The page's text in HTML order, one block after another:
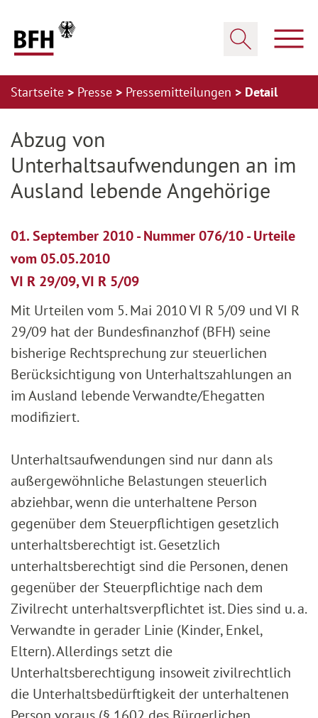
Startseite Presse Pressemitteilungen Detail
Abzug von
Unterhaltsaufwendungen an im
Ausland lebende Angehörige
01. September 2010 - Nummer 076/10 - Urteile
vom 05.05.2010
VI R 29/09, VI R 5/09
Mit Urteilen vom 5. Mai 2010 VI R 5/09 und VI R
29/09 hat der Bundesfinanzhof (BFH) seine
bisherige Rechtsprechung zur steuerlichen
Berücksichtigung von Unterhaltszahlungen an
im Ausland lebende Verwandte/Ehegatten
modifiziert.
Unterhaltsaufwendungen sind nur dann als
außergewöhnliche Belastungen steuerlich
abziehbar, wenn die unterhaltene Person
gegenüber dem Steuerpflichtigen gesetzlich
unterhaltsberechtigt ist. Gesetzlich
unterhaltsberechtigt sind die Personen, denen
gegenüber der Steuerpflichtige nach dem
Zivilrecht unterhaltsverpflichtet ist. Dies sind u. a.
Verwandte in gerader Linie (Kinder, Enkel,
Eltern). Allerdings setzt die
Unterhaltsberechtigung insoweit zivilrechtlich
die Unterhaltsbedürftigkeit der unterhaltenen